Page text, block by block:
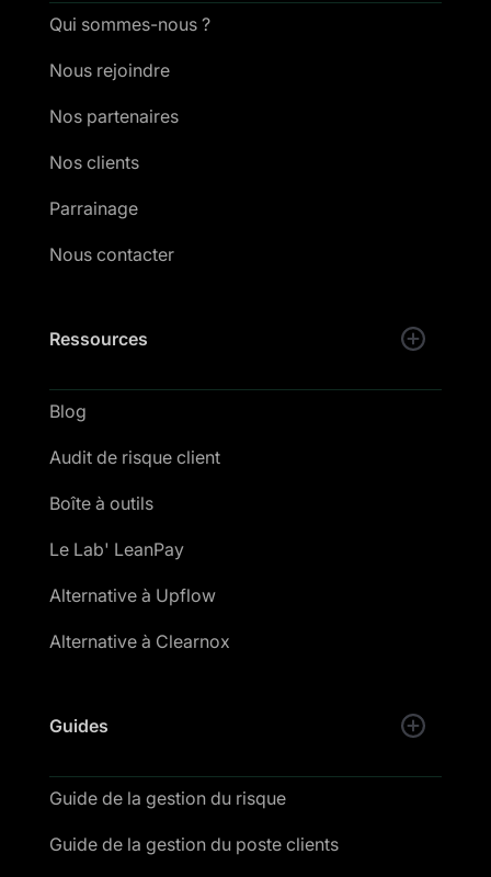
Qui sommes-nous ?
Nous rejoindre
Nos partenaires
Nos clients
Parrainage
Nous contacter
Ressources
Blog
Audit de risque client
Boîte à outils
Le Lab' LeanPay
Alternative à Upflow
Alternative à Clearnox
Guides
Guide de la gestion du risque
Guide de la gestion du poste clients